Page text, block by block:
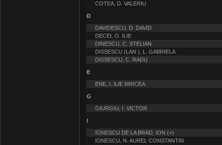
COTEA, D. VALERIU
D
DAVIDESCU, D. DAVID
DECEI, O. ILIE
DINESCU, C. STELIAN
DISSESCU (LAN ), L. GABRIELA
DISSESCU, C. RADU
E
ENE, I. ILIE MIRCEA
G
GIURGIU, I. VICTOR
I
IONESCU DE LA BRAD, ION (+)
IONESCU, N. AUREL CONSTANTIN